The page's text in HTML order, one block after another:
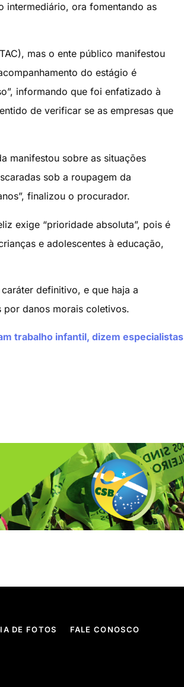
intermediário, ora fomentando as
mas o ente público manifestou
do estágio é
informando que foi enfatizado à
de verificar se as empresas que
manifestou sobre as situações
sob a roupagem da
finalizou o procurador.
exige “prioridade absoluta”, pois é
e adolescentes à educação,
definitivo, e que haja a
por danos morais coletivos.
trabalho infantil, dizem especialistas
DE FOTOS FALE CONOSCO